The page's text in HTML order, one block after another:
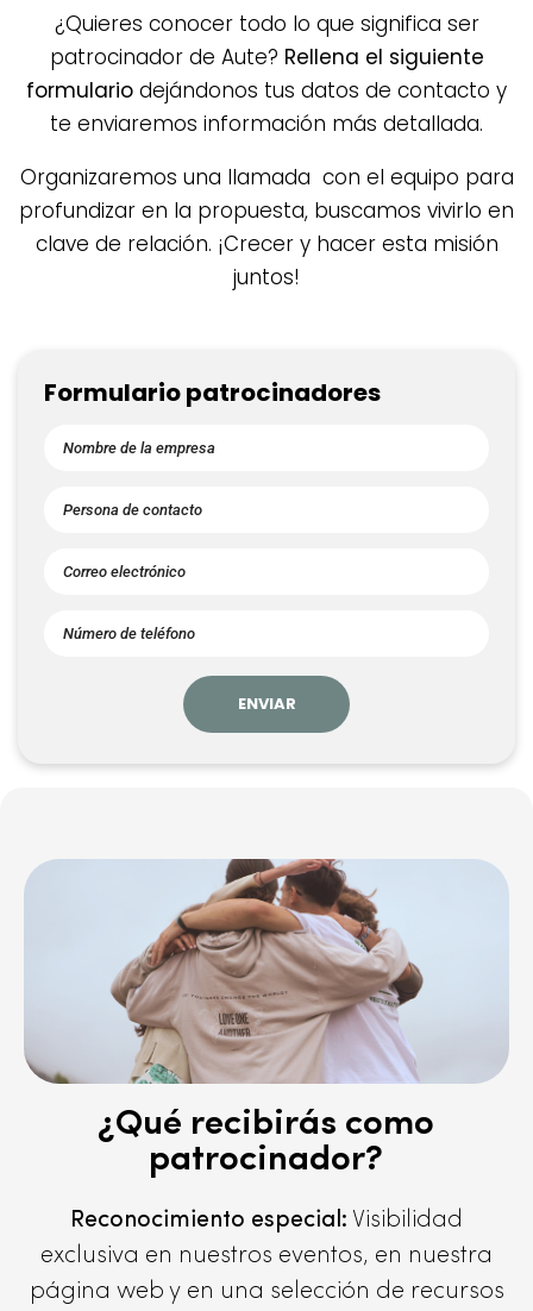
¿Quieres conocer todo lo que significa ser
patrocinador de Aute? Rellena el siguiente
formulario dejándonos tus datos de contacto y
te enviaremos información más detallada.
Organizaremos una llamada con el equipo para
profundizar en la propuesta, buscamos vivirlo en
clave de relación. ¡Crecer y hacer esta misión
juntos!
¿Qué recibirás como
patrocinador?
Reconocimiento especial: Visibilidad
exclusiva en nuestros eventos, en nuestra
página web y en una selección de recursos